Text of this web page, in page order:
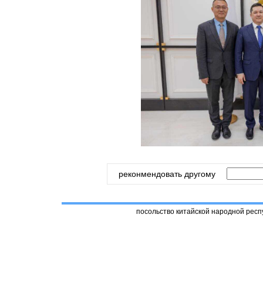
реконмендовать другому
посольство китайской народной